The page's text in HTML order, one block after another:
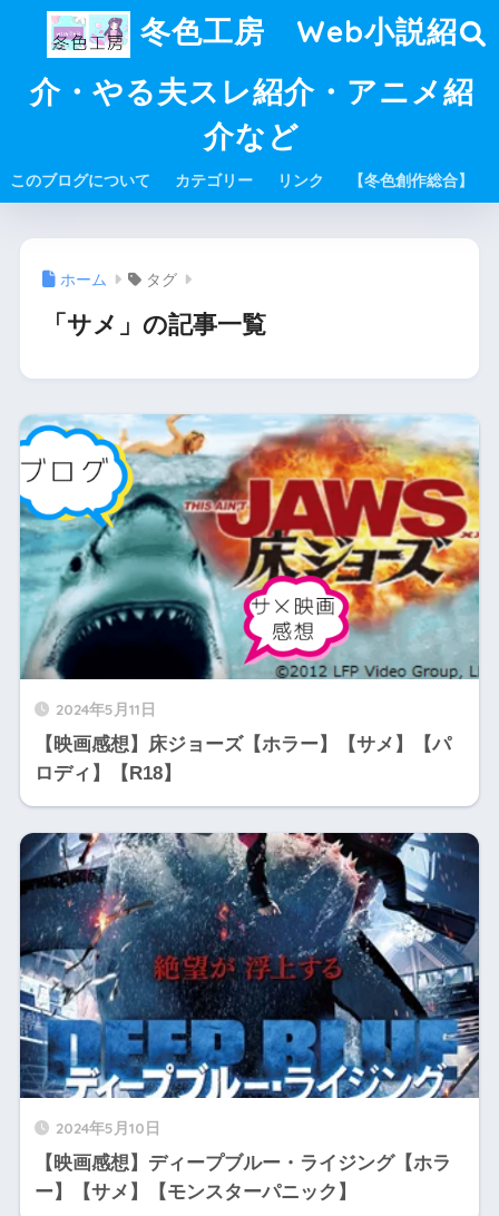
冬色工房 Web小説紹
介・やる夫スレ紹介・アニメ紹
介など
このブログについて カテゴリー リンク 【冬色創作総合】
ホーム タグ
「サメ」の記事一覧
2024年5月11日
【映画感想】床ジョーズ【ホラー】【サメ】【パ
ロディ】【R18】
2024年5月10日
【映画感想】ディープブルー・ライジング【ホラ
ー】【サメ】【モンスターパニック】